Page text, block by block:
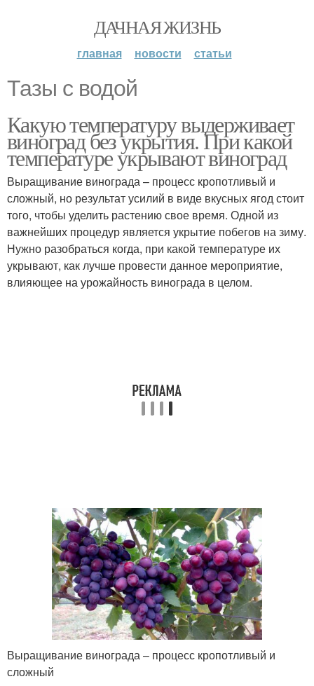
ДАЧНАЯ ЖИЗНЬ
главная новости статьи
Тазы с водой
Какую температуру выдерживает
виноград без укрытия. При какой
температуре укрывают виноград
Выращивание винограда – процесс кропотливый и
сложный, но результат усилий в виде вкусных ягод стоит
того, чтобы уделить растению свое время. Одной из
важнейших процедур является укрытие побегов на зиму.
Нужно разобраться когда, при какой температуре их
укрывают, как лучше провести данное мероприятие,
влияющее на урожайность винограда в целом.
Выращивание винограда – процесс кропотливый и
сложный